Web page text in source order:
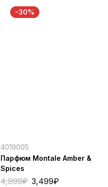
-30%
4019005
Парфюм Montale Amber &
Spices
4,999₽ 3,499₽